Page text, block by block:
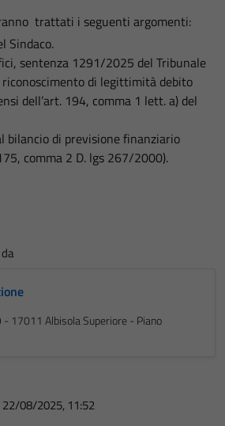
trattati i seguenti argomenti:
Sindaco.
sentenza 1291/2025 del Tribunale
riconoscimento di legittimità debito
dell’art. 194, comma 1 lett. a) del
bilancio di previsione finanziario
comma 2 D. lgs 267/2000).
- 17011 Albisola Superiore - Piano
22/08/2025, 11:52